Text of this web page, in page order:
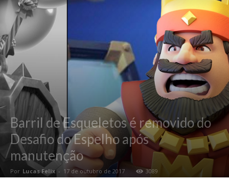
Barril de Esqueletos é removido do
Desafio do Espelho após
manutenção
Por Lucas Felix - 17 de outubro de 2017 3089